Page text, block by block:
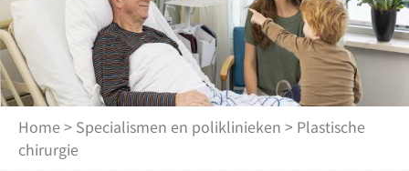
Home > Specialismen en poliklinieken > Plastische
chirurgie